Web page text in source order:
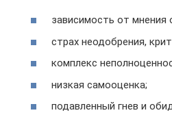
зависимость от
страх неодобрения,
комплекс
низкая самооценка;
подавленный гнев и